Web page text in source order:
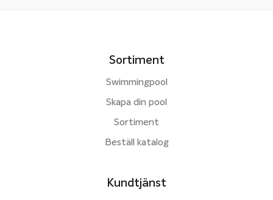
Sortiment
Swimmingpool
Skapa din pool
Sortiment
Beställ katalog
Kundtjänst